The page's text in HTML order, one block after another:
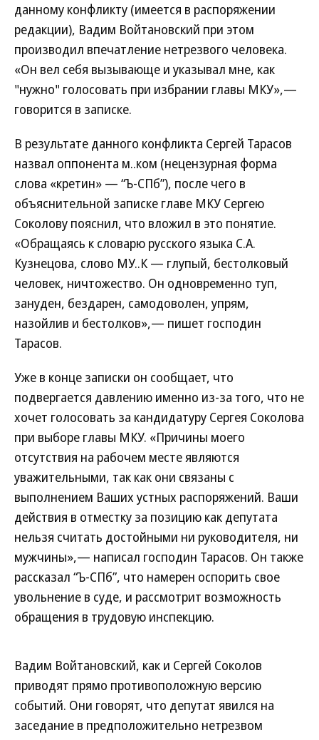
данному конфликту (имеется в распоряжении
редакции), Вадим Войтановский при этом
производил впечатление нетрезвого человека.
«Он вел себя вызывающе и указывал мне, как
"нужно" голосовать при избрании главы МКУ»,—
говорится в записке.
В результате данного конфликта Сергей Тарасов
назвал оппонента м..ком (нецензурная форма
слова «кретин» — “Ъ-СПб”), после чего в
объяснительной записке главе МКУ Сергею
Соколову пояснил, что вложил в это понятие.
«Обращаясь к словарю русского языка С.А.
Кузнецова, слово МУ..К — глупый, бестолковый
человек, ничтожество. Он одновременно туп,
зануден, бездарен, самодоволен, упрям,
назойлив и бестолков»,— пишет господин
Тарасов.
Уже в конце записки он сообщает, что
подвергается давлению именно из-за того, что не
хочет голосовать за кандидатуру Сергея Соколова
при выборе главы МКУ. «Причины моего
отсутствия на рабочем месте являются
уважительными, так как они связаны с
выполнением Ваших устных распоряжений. Ваши
действия в отместку за позицию как депутата
нельзя считать достойными ни руководителя, ни
мужчины»,— написал господин Тарасов. Он также
рассказал “Ъ-СПб”, что намерен оспорить свое
увольнение в суде, и рассмотрит возможность
обращения в трудовую инспекцию.
Вадим Войтановский, как и Сергей Соколов
приводят прямо противоположную версию
событий. Они говорят, что депутат явился на
заседание в предположительно нетрезвом